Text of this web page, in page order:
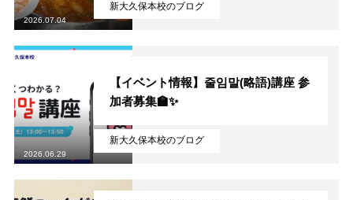
新大久保本校のブログ
2026.07.04
新大久保本校のブログ
【イベント情報】줄임말(略語)講座 参
加者募集🏫✨
2026.06.29